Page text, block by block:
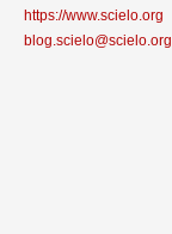
https://www.scielo.org
blog.scielo@scielo.org